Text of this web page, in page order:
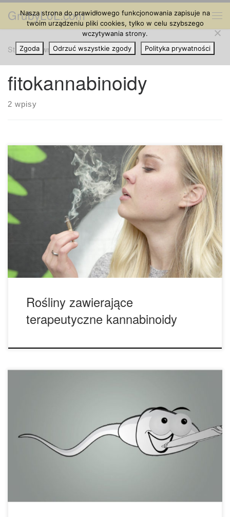
Przejdź do treści
GrubyLoL.com
Strona główna » fitokannabinoidy
fitokannabinoidy
2 wpisy
„Kannabinoidy” to termin, który często używany jest w
branży cannabis – ale czy wiesz, że istnieje wiele różnych
kannabinoidów, które można znaleźć w innych roślinach?
Fitokannabinoidy to kannabinoidy wytwarzane przez rośliny.
Endokannabinoidy to kannabinoidy wytwarzane w
organizmie ludzi i zwierząt. Syntetyczne kanabinoidy to
kannabinoidy produkowane w laboratorium. Co ciekawe,
marihuana […]
Rośliny zawierające
terapeutyczne kannabinoidy
Czy cannabis może zwiększać liczbę plemników i sprawiać,
że mężczyźni będą bardziej płodni? Ostatnie badania
wykazały, że mężczyźni palący cannabis posiadają wyższą
liczbę plemników niż mężczyźni, którzy ich nie palą. Jest to
sprzeczne z wcześniejszymi badaniami wykazującymi, że
marihuana wpływa negatywnie na męską płodność. Czy
Nasza strona do prawidłowego funkcjonowania zapisuje na
twoim urządzeniu pliki cookies, tylko w celu szybszego
wczytywania strony.
Zgoda
Odrzuć wszystkie zgody Polityka prywatności